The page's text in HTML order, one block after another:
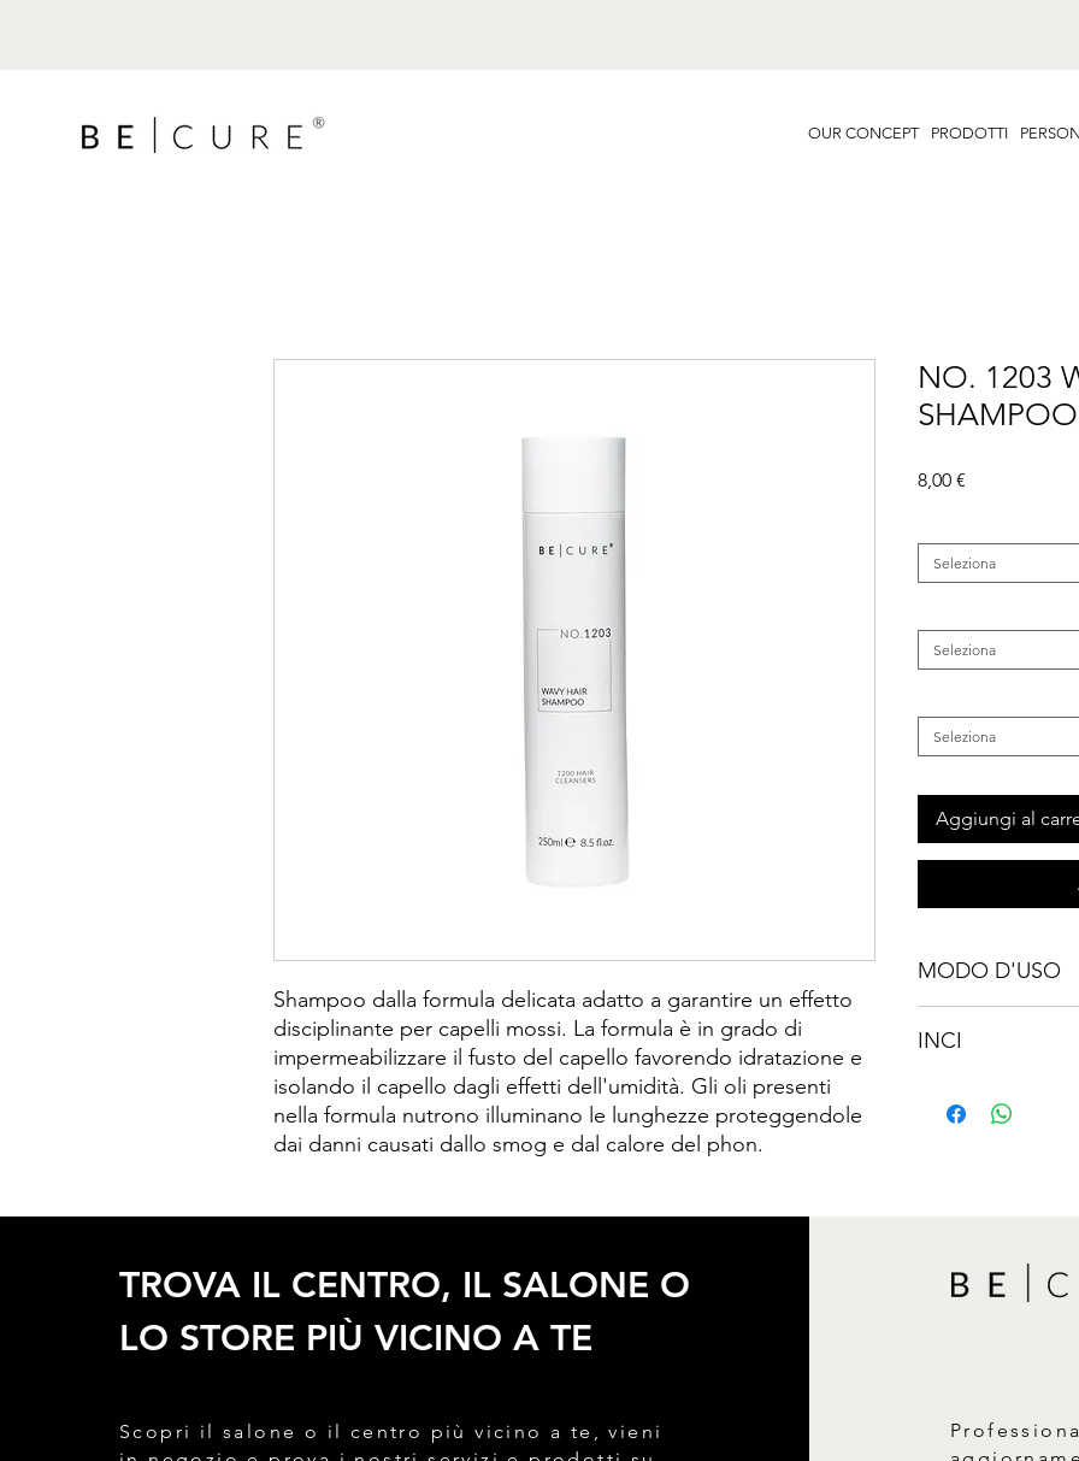
OUR CONCEPT PRODOTTI
Shampoo dalla formula delicata adatto a garantire un effetto
disciplinante per capelli mossi. La formula è in grado di
impermeabilizzare il fusto del capello favorendo idratazione e
isolando il capello dagli effetti dell'umidità. Gli oli presenti
nella formula nutrono illuminano le lunghezze proteggendole
dai danni causati dallo smog e dal calore del phon.
NO. 1203
SHAMPOO
8,00 €
Seleziona
Seleziona
Seleziona
Aggiungi al
MODO D'USO
bagnati,
INCI
lauryl sulfate,
vulgaris stem
chloride, Sodium
TROVA IL CENTRO, IL SALONE O
LO STORE PIÙ VICINO A TE
Scopri il salone o il centro più vicino a te, vieni